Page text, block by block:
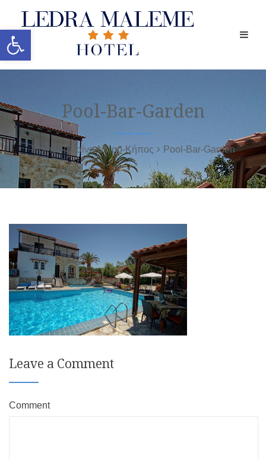
Ανοίξτε τη γραμμή εργαλείων
Pool-Bar-Garden
Home Πισίνα-Μπαρ-Κήπος Pool-Bar-Garden
Leave a Comment
Comment